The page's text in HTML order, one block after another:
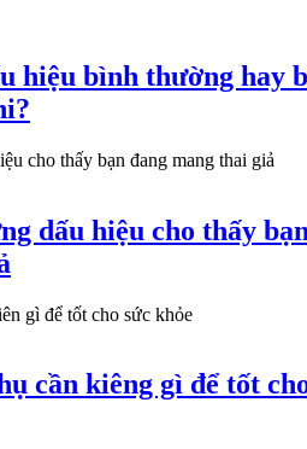
hiệu bình thường hay
dấu hiệu cho thấy bạn
cần kiêng gì để tốt